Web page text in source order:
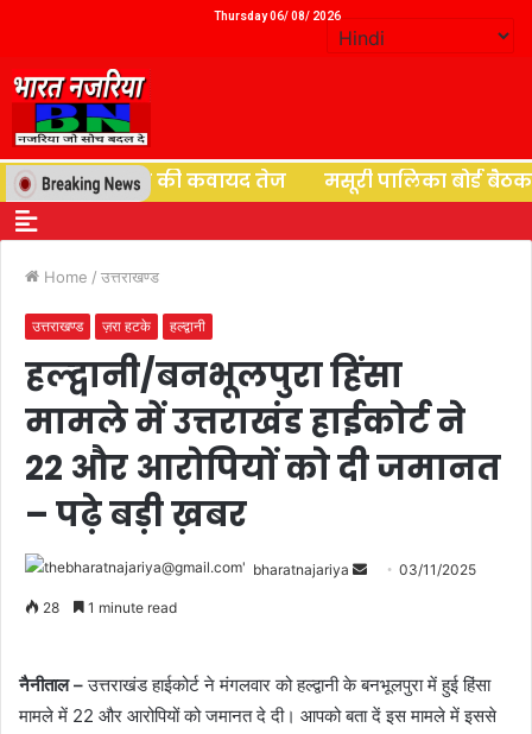
Thursday 06/ 08/ 2026
के पुनर्वास की कवायद तेज मसूरी पालिका बोर्ड बैठक में
Home / उत्तराखण्ड
उत्तराखण्ड ज़रा हटके हल्द्वानी
हल्द्वानी/बनभूलपुरा हिंसा
मामले में उत्तराखंड हाईकोर्ट ने
22 और आरोपियों को दी जमानत
– पढ़े बड़ी ख़बर
bharatnajariya 03/11/2025
28 1 minute read
नैनीताल –उत्तराखंड हाईकोर्ट ने मंगलवार को हल्द्वानी के बनभूलपुरा में हुई हिंसा
मामले में 22 और आरोपियों को जमानत दे दी। आपको बता दें इस मामले में इससे